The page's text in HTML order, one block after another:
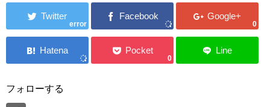
error 0
0
フォローする